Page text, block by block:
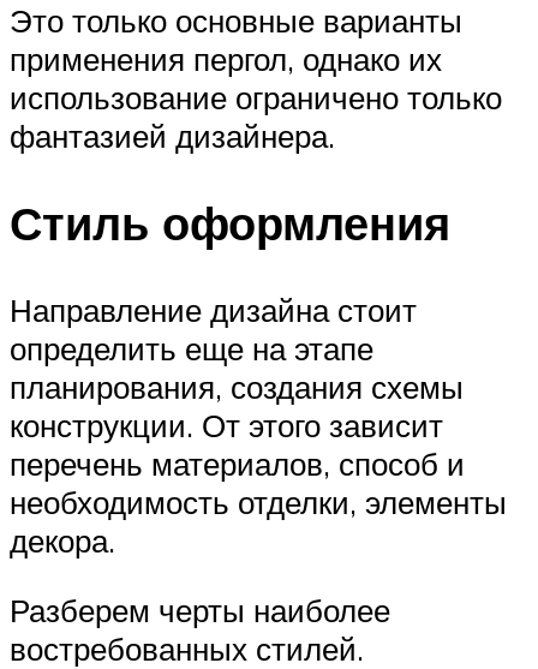
Это только основные варианты
применения пергол, однако их
использование ограничено только
фантазией дизайнера.
Стиль оформления
Направление дизайна стоит
определить еще на этапе
планирования, создания схемы
конструкции. От этого зависит
перечень материалов, способ и
необходимость отделки, элементы
декора.
Разберем черты наиболее
востребованных стилей.